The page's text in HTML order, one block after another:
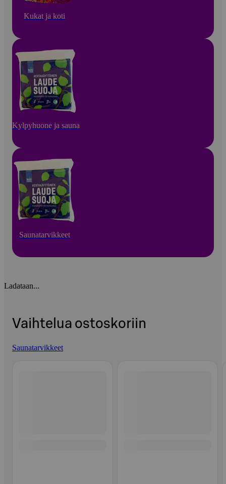
Kukat ja koti
Kylpyhuone ja sauna
Saunatarvikkeet
Ladataan...
Vaihtelua ostoskoriin
Saunatarvikkeet